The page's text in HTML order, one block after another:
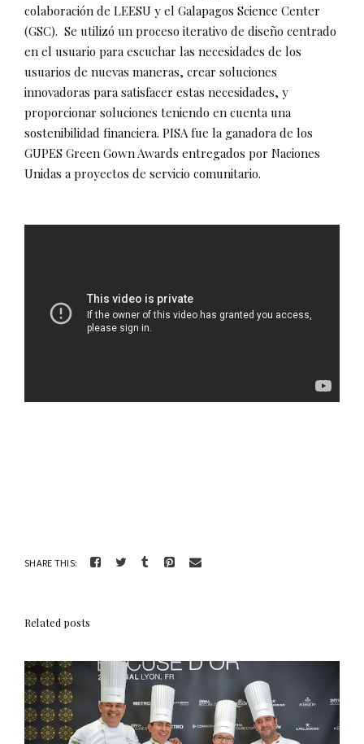
colaboración de LEESU y el Galapagos Science Center
(GSC). Se utilizó un proceso iterativo de diseño centrado
en el usuario para escuchar las necesidades de los
usuarios de nuevas maneras, crear soluciones
innovadoras para satisfacer estas necesidades, y
proporcionar soluciones teniendo en cuenta una
sostenibilidad financiera. PISA fue la ganadora de los
GUPES Green Gown Awards entregados por Naciones
Unidas a proyectos de servicio comunitario.
SHARE THIS:
Related posts